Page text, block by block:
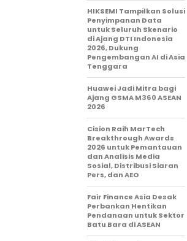
HIKSEMI Tampilkan Solusi
Penyimpanan Data
untuk Seluruh Skenario
di Ajang DTI Indonesia
2026, Dukung
Pengembangan AI di Asia
Tenggara
Huawei Jadi Mitra bagi
Ajang GSMA M360 ASEAN
2026
Cision Raih MarTech
Breakthrough Awards
2026 untuk Pemantauan
dan Analisis Media
Sosial, Distribusi Siaran
Pers, dan AEO
Fair Finance Asia Desak
Perbankan Hentikan
Pendanaan untuk Sektor
Batu Bara di ASEAN